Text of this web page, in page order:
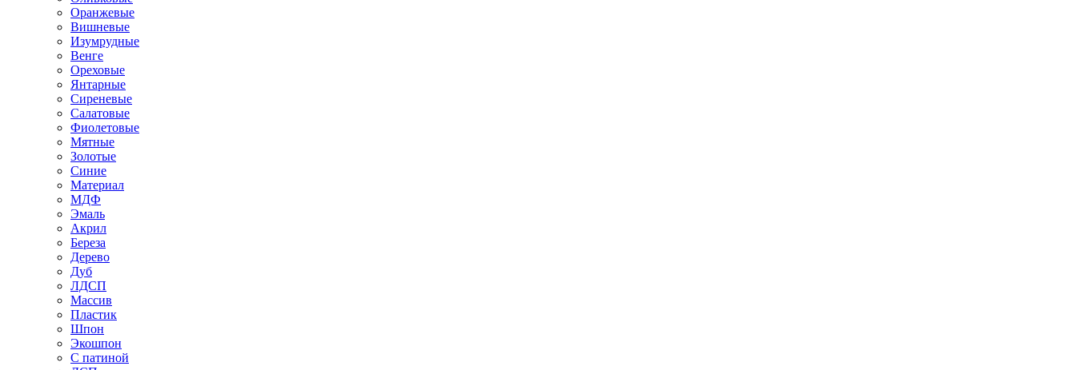
Оранжевые
Вишневые
Изумрудные
Венге
Ореховые
Янтарные
Сиреневые
Салатовые
Фиолетовые
Мятные
Золотые
Синие
Материал
МДФ
Эмаль
Акрил
Береза
Дерево
Дуб
ЛДСП
Массив
Пластик
Шпон
Экошпон
С патиной